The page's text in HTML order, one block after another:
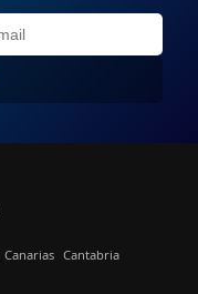
Canarias Cantabria